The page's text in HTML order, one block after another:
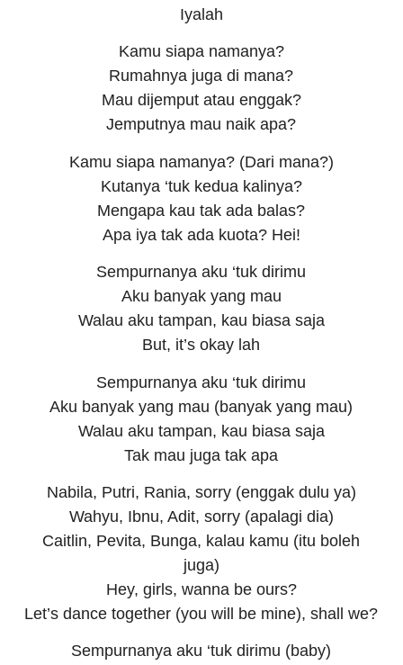
Iyalah
Kamu siapa namanya?
Rumahnya juga di mana?
Mau dijemput atau enggak?
Jemputnya mau naik apa?
Kamu siapa namanya? (Dari mana?)
Kutanya ‘tuk kedua kalinya?
Mengapa kau tak ada balas?
Apa iya tak ada kuota? Hei!
Sempurnanya aku ‘tuk dirimu
Aku banyak yang mau
Walau aku tampan, kau biasa saja
But, it’s okay lah
Sempurnanya aku ‘tuk dirimu
Aku banyak yang mau (banyak yang mau)
Walau aku tampan, kau biasa saja
Tak mau juga tak apa
Nabila, Putri, Rania, sorry (enggak dulu ya)
Wahyu, Ibnu, Adit, sorry (apalagi dia)
Caitlin, Pevita, Bunga, kalau kamu (itu boleh
juga)
Hey, girls, wanna be ours?
Let’s dance together (you will be mine), shall we?
Sempurnanya aku ‘tuk dirimu (baby)